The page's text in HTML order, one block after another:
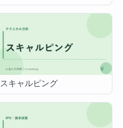
スキャルピング